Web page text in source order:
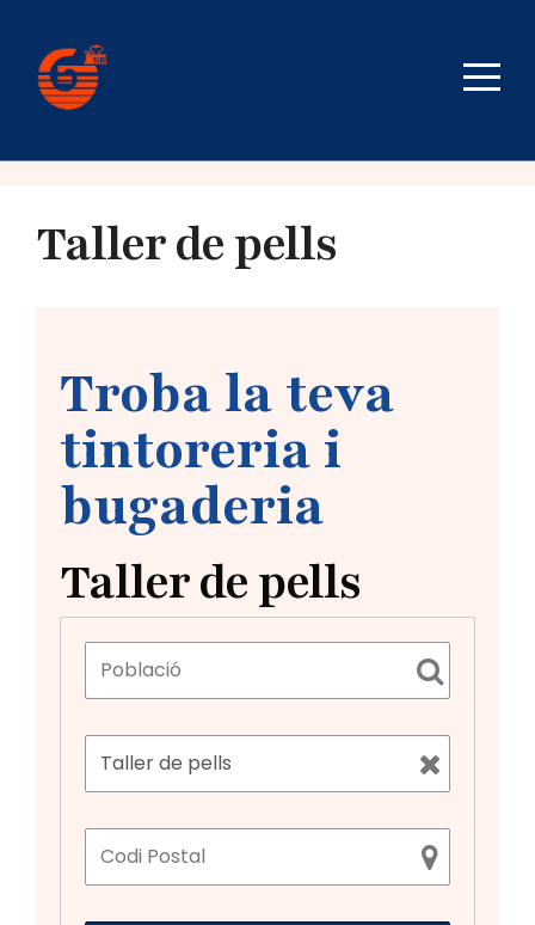
Taller de pells
Troba la teva
tintoreria i
bugaderia
Taller de pells